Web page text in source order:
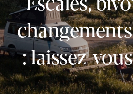
: laissez-